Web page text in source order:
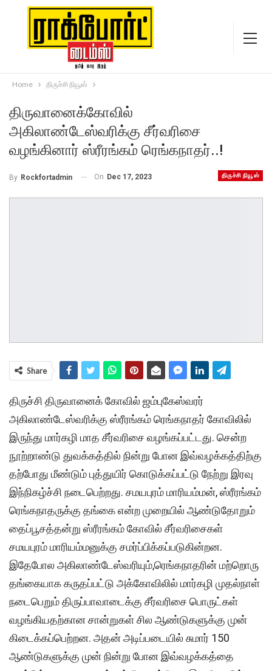
Home திருச்சி நியூஸ்
திருவானைக்கோவில்
அகிலாண்டேஸ்வரிக்கு சீர்வரிசை
வழங்கினார் ஸ்ரீரங்கம் ரெங்கநாதர்..!
திருச்சி நியூஸ்
By Rockfortadmin On Dec 17, 2023
Share
திருச்சி திருவானைக் கோவில் ஜம்புகேஸ்வரர்
அகிலாண்டேஸ்வரிக்கு ஸ்ரீரங்கம் ரெங்கநாதர் கோவிலில்
இருந்து மார்கழி மாத சீர்வரிசை வழங்கப்பட்டது. சென்ற
நூற்றாண்டு துவக்கத்தில் நின்று போன இவ்வழக்கத்திற்கு
தற்போது மீண்டும் புத்துயிர் கொடுக்கப்பட்டு நேற்று இரவு
இந்நிகழ்ச்சி நடைபெற்றது. சமயபுரம் மாரியம்மன், ஸ்ரீரங்கம்
ரெங்கநாதருக்கு தங்கை என்ற முறையில் ஆண்டுதோறும்
தைப்பூசத்தன்று ஸ்ரீரங்கம் கோவில் சீர்வரிசைகள்
சமயபுரம் மாரியம்மனுக்கு சமர்ப்பிக்கப்படுகின்றன.
இதேபோல அகிலாண்டேஸ்வரியும்,ரெங்கநாதரின் மற்றொரு
தங்கையாக கருதப்பட்டு அக்கோவிலில் மார்கழி முதல்நாள்
நடைபெறும் திருப்பாவாடைக்கு சீர்வரிசை பொருட்கள்
வழங்கியதற்கான சான்றுகள் சில ஆண்டுகளுக்கு முன்
கிடைக்கப்பெற்றன. அதன் அடிப்படையில் சுமார் 150
ஆண்டுகளுக்கு முன் நின்று போன இவ்வழக்கத்தை